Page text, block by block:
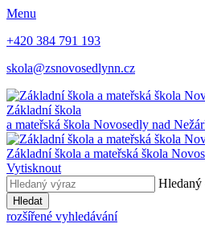
Menu
+420 384 791 193
skola@zsnovosedlynn.cz
Základní škola
a mateřská škola Novosedly nad
Základní škola a mateřská škola
Vytisknout
Hledaný
Hledat
rozšířené vyhledávání